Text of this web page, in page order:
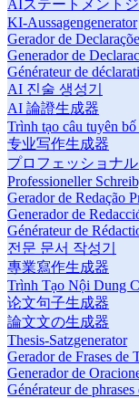
AIステートメント
KI-Aussagengenerator
Gerador de
Generador de
Générateur de
AI 진술 생성기
AI 論證生成器
Trình tạo câu tuyên
专业写作生成器
プロフェッショナ
Professioneller
Gerador de Redação
Generador de
Générateur de
전문 문서 작성기
專業寫作生成器
Trình Tạo Nội Dung
论文句子生成器
論文文の生成器
Thesis-Satzgenerator
Gerador de Frases de
Generador de
Générateur de phrases